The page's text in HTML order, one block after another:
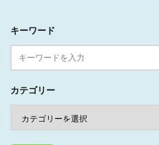
キーワード
カテゴリー